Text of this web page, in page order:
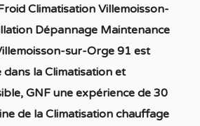
Climatisation Villemoisson-
Dépannage Maintenance
sur-Orge 91est
dans la Climatisationet
, GNF une expérience de 30
de la Climatisation chauffage